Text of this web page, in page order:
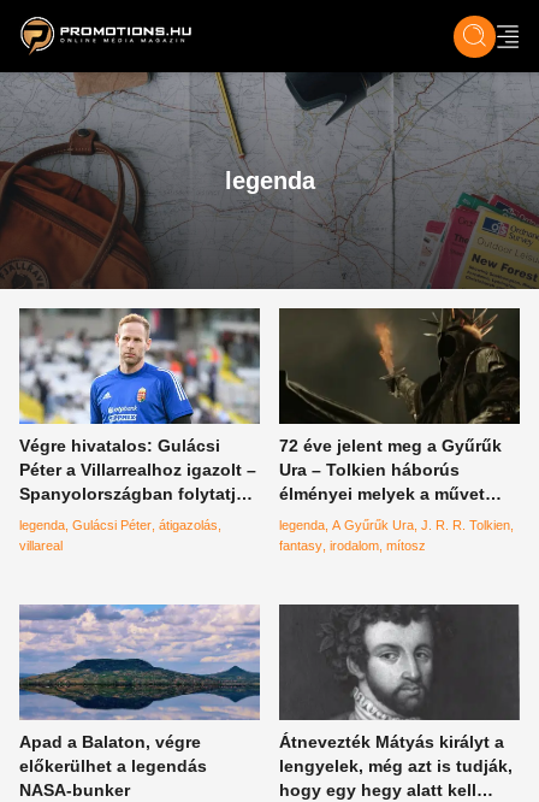
ZENE, FILM & KULT ÉLET TECH &
legenda
Végre hivatalos: Gulácsi
Péter a Villarrealhoz igazolt –
Spanyolországban folytatja
az RB Leipzig legendája
legenda Gulácsi Péter átigazolás
villareal
72 éve jelent meg a Gyűrűk
Ura – Tolkien háborús
élményei melyek a művet
ihlették, és egyéb
érdekességek
legenda A Gyűrűk Ura J. R. R. Tolkien
fantasy irodalom mítosz
Apad a Balaton, végre
előkerülhet a legendás
NASA-bunker
Átnevezték Mátyás királyt a
lengyelek, még azt is tudják,
hogy egy hegy alatt kell